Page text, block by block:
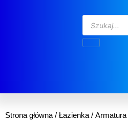
Strona główna / Łazienka / Armatura